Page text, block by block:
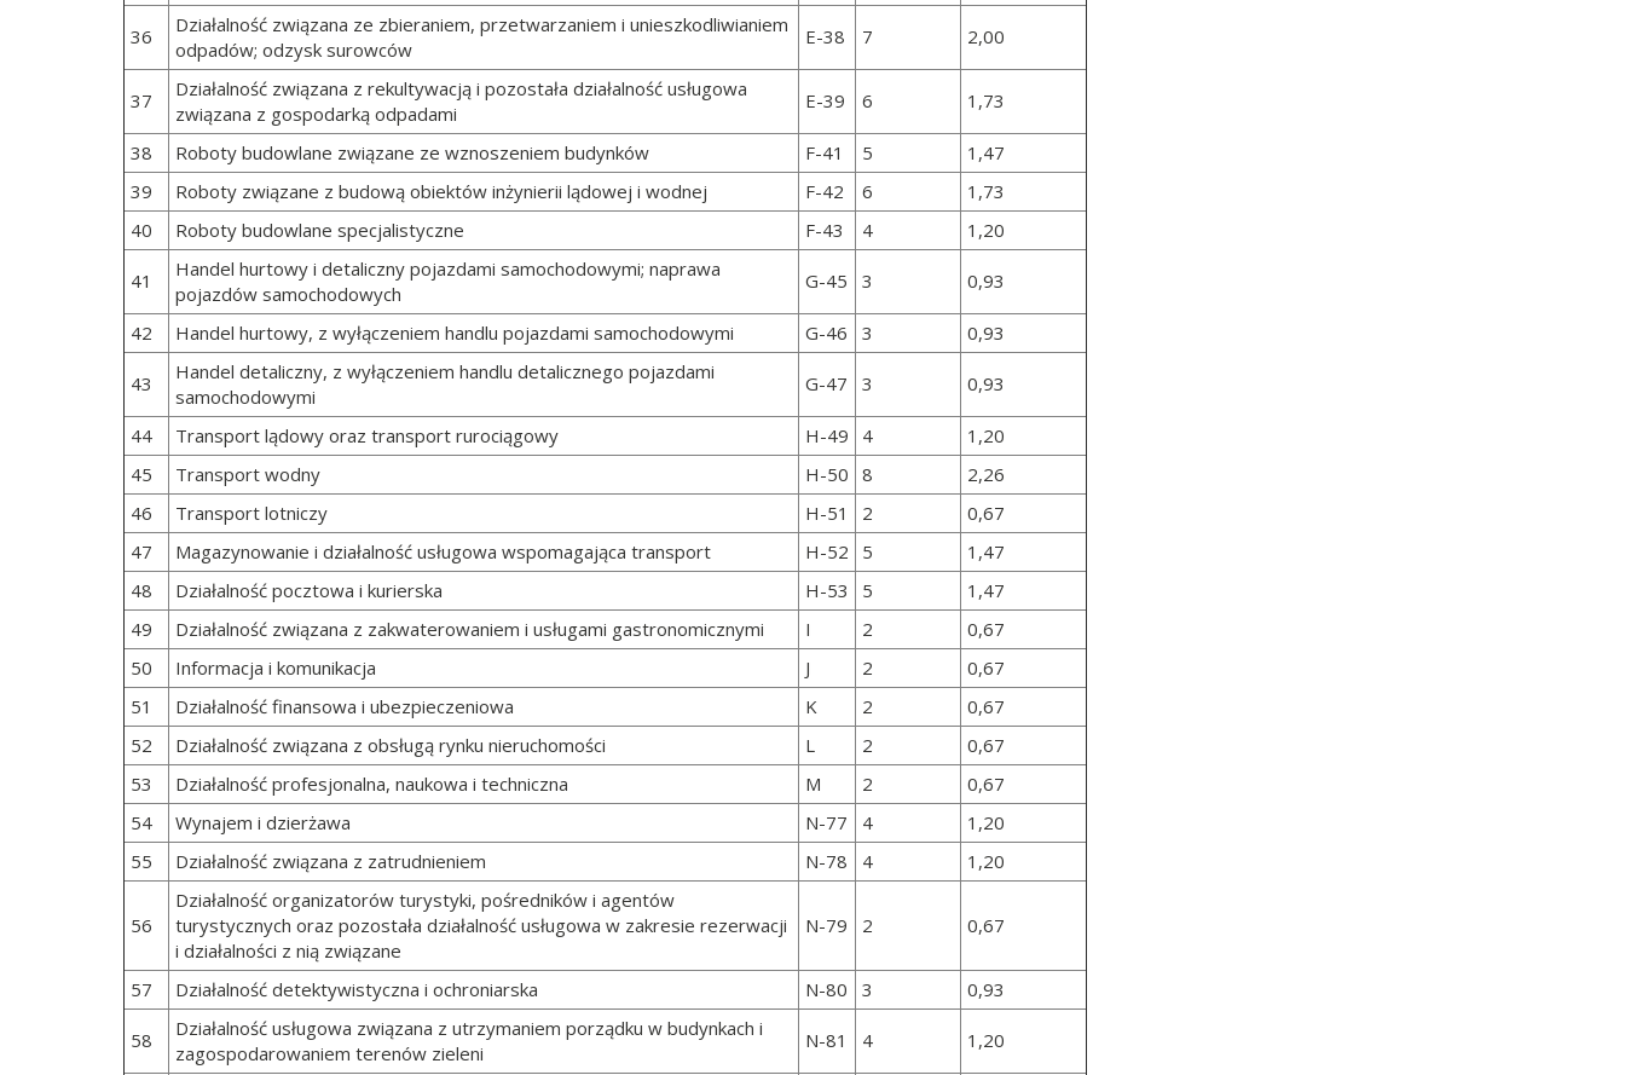
36
Działalność związana ze zbieraniem, przetwarzaniem i unieszkodliwianiem
odpadów; odzysk surowców
E-38 7 2,00
37
Działalność związana z rekultywacją i pozostała działalność usługowa
związana z gospodarką odpadami
E-39 6 1,73
38 Roboty budowlane związane ze wznoszeniem budynków F-41 5
1,47
39
Roboty związane z budową obiektów inżynierii lądowej i wodnej F-42 6
1,73
40
Roboty budowlane specjalistyczne F-43 4 1,20
41
Handel hurtowy i detaliczny pojazdami samochodowymi; naprawa
pojazdów samochodowych
G-45 3 0,93
42 Handel hurtowy, z wyłączeniem handlu pojazdami samochodowymi G-46 3 0,93
43
Handel detaliczny, z wyłączeniem handlu detalicznego pojazdami
samochodowymi
G-47 3 0,93
44 Transport lądowy oraz transport rurociągowy H-49 4
1,20
45
Transport wodny H-50 8
2,26
46
Transport lotniczy H-51 2
0,67
47
Magazynowanie i działalność usługowa wspomagająca transport H-52 5
1,47
48
Działalność pocztowa i kurierska H-53 5
1,47
49
Działalność związana z zakwaterowaniem i usługami gastronomicznymi I 2
0,67
50
Informacja i komunikacja J 2
0,67
51
Działalność finansowa i ubezpieczeniowa K 2
0,67
52
Działalność związana z obsługą rynku nieruchomości L 2
0,67
53
Działalność profesjonalna, naukowa i techniczna M 2
0,67
54
Wynajem i dzierżawa N-77 4
1,20
55
Działalność związana z zatrudnieniem N-78 4 1,20
56
Działalność organizatorów turystyki, pośredników i agentów
turystycznych oraz pozostała działalność usługowa w zakresie rezerwacji
i działalności z nią związane
N-79 2 0,67
57 Działalność detektywistyczna i ochroniarska N-80 3 0,93
58
Działalność usługowa związana z utrzymaniem porządku w budynkach i
zagospodarowaniem terenów zieleni
N-81 4 1,20